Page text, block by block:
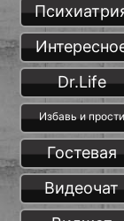
Dr.Life
Избавь и прости
Гостевая
Видеочат